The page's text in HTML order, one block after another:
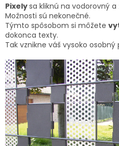
Pixelysa kliknú na vodorovný a
Možnosti sú nekonečné.
Týmto spôsobom si môžete
dokonca texty.
Tak vznikne váš vysoko osobný